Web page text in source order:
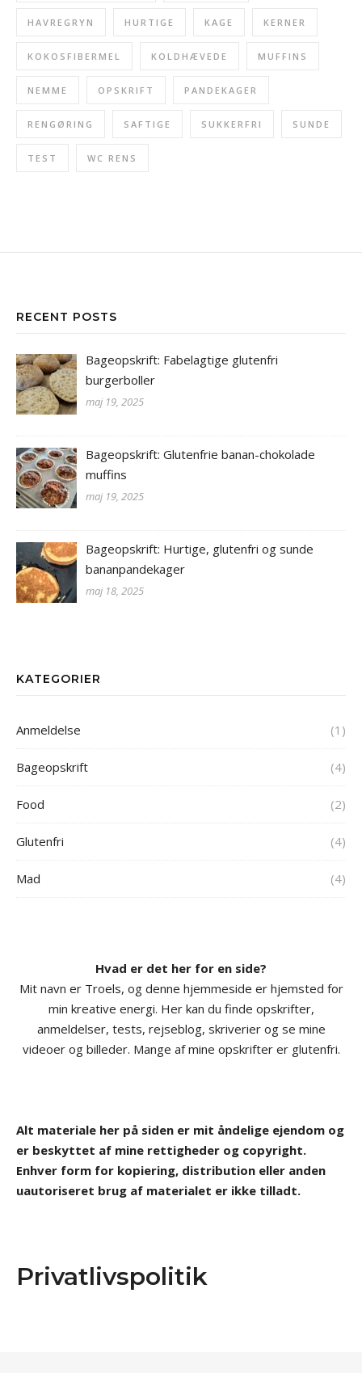
HAVREGRYN HURTIGE KAGE KERNER
KOKOSFIBERMEL KOLDHÆVEDE MUFFINS
NEMME OPSKRIFT PANDEKAGER
RENGØRING SAFTIGE SUKKERFRI SUNDE
TEST WC RENS
RECENT POSTS
Bageopskrift: Fabelagtige glutenfri
burgerboller
maj 19, 2025
Bageopskrift: Glutenfrie banan-chokolade
muffins
maj 19, 2025
Bageopskrift: Hurtige, glutenfri og sunde
bananpandekager
maj 18, 2025
KATEGORIER
Anmeldelse (1)
Bageopskrift (4)
Food (2)
Glutenfri (4)
Mad (4)
Hvad er det her for en side?
Mit navn er Troels, og denne hjemmeside er hjemsted for
min kreative energi. Her kan du finde opskrifter,
anmeldelser, tests, rejseblog, skriverier og se mine
videoer og billeder. Mange af mine opskrifter er glutenfri.
Alt materiale her på siden er mit åndelige ejendom og
er beskyttet af mine rettigheder og copyright.
Enhver form for kopiering, distribution eller anden
uautoriseret brug af materialet er ikke tilladt.
Privatlivspolitik